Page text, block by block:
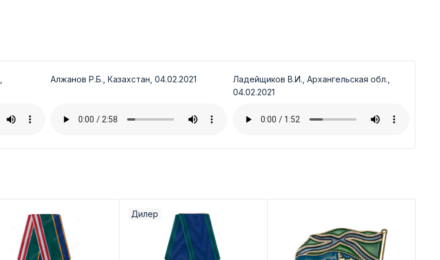
Алжанов Р.Б., Казахстан, 04.02.2021
Ладейщиков В.И., Архангельская обл.,
04.02.2021
Дилер